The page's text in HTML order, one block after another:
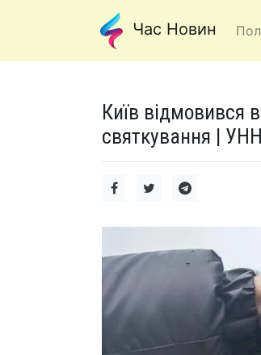
Час Новин
Київ відмовився
святкування | УНН